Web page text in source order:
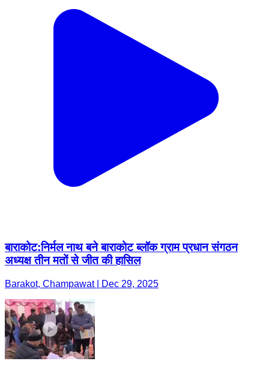
बाराकोट:निर्मल नाथ बने बाराकोट ब्लॉक ग्राम प्रधान संगठन
अध्यक्ष तीन मतों से जीत की हासिल
Barakot, Champawat | Dec 29, 2025